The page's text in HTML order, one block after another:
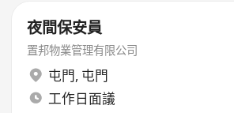
夜間保安員
置邦物業管理有限公司
屯門, 屯門
工作日面議